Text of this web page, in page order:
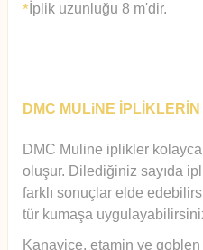
* İplik uzunluğu 8 m'dir.
DMC MULiNE
DMC Muline iplikler
oluşur. Dilediğiniz sayıda
farklı sonuçlar elde
tür kumaşa
Kanaviçe, etamin ve